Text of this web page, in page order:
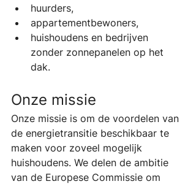
huurders,
appartementbewoners,
huishoudens en bedrijven
zonder zonnepanelen op het
dak.
Onze missie
Onze missie is om de voordelen van
de energietransitie beschikbaar te
maken voor zoveel mogelijk
huishoudens. We delen de ambitie
van de Europese Commissie om